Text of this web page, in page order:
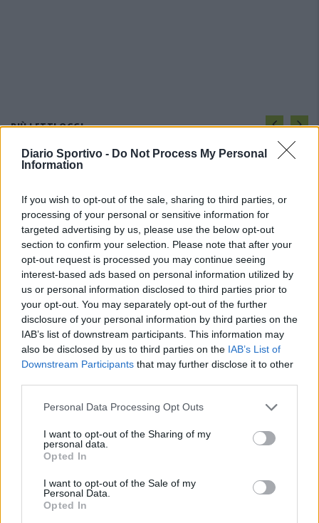
Diario Sportivo - Do Not Process My Personal
Information
If you wish to opt-out of the sale, sharing to third parties, or
processing of your personal or sensitive information for
targeted advertising by us, please use the below opt-out
section to confirm your selection. Please note that after your
opt-out request is processed you may continue seeing
interest-based ads based on personal information utilized by
us or personal information disclosed to third parties prior to
your opt-out. You may separately opt-out of the further
disclosure of your personal information by third parties on the
IAB’s list of downstream participants. This information may
also be disclosed by us to third parties on the IAB’s List of
Downstream Participants that may further disclose it to other
Personal Data Processing Opt Outs
I want to opt-out of the Sharing of my
personal data.
Opted In
I want to opt-out of the Sale of my
Personal Data.
Opted In
PIÙ LETTI OGGI
giovani tra i…
7 Ago 2026
Per Carbonia e Olbia si apre lo spiraglio di
ripartire dalla Seconda
7 Ago 2026
Il Selargius rinforza il centrocampo con
Manuel Rinino e Samuele Vacca
6 Ago 2026
di Golfo Aranci, La Salle e Ottava, in Seconda
8 ripescaggi
Su Porto Corallo binchet s'isparègiu play-off